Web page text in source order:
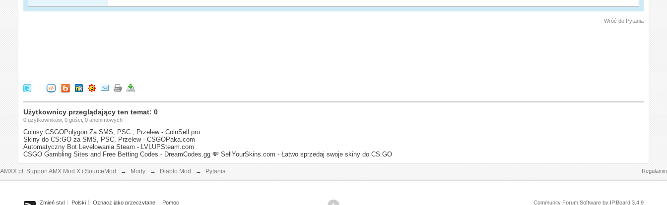
Wróć do Pytania
Użytkownicy przeglądający ten temat: 0
0 użytkowników, 0 gości, 0 anonimowych
Coinsy CSGOPolygon Za SMS, PSC , Przelew - CoinSell.pro
Skiny do CS:GO za SMS, PSC, Przelew - CSGOPaka.com
Automatyczny Bot Levelowania Steam - LVLUPSteam.com
CSGO Gambling Sites and Free Betting Codes - DreamCodes.gg 💸 SellYourSkins.com - Łatwo sprzedaj swoje skiny do CS:GO
AMXX.pl: Support AMX Mod X i SourceMod → Mody → Diablo Mod → Pytania Regulamin
Zmień styl Polski Oznacz jako przeczytane Pomoc Community Forum Software by IP.Board 3.4.9